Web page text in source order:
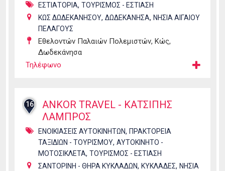
ΕΣΤΙΑΤΟΡΙΑ, ΤΟΥΡΙΣΜΟΣ - ΕΣΤΙΑΣΗ
ΚΩΣ ΔΩΔΕΚΑΝΗΣΟΥ, ΔΩΔΕΚΑΝΗΣΑ, ΝΗΣΙΑ ΑΙΓΑΙΟΥ
ΠΕΛΑΓΟΥΣ
Εθελοντών Παλαιών Πολεμιστών, Κώς,
Δωδεκάνησα
Τηλέφωνο
16
ANKOR TRAVEL - ΚΑΤΣΙΠΗΣ
ΛΑΜΠΡΟΣ
ΕΝΟΙΚΙΑΣΕΙΣ ΑΥΤΟΚΙΝΗΤΩΝ, ΠΡΑΚΤΟΡΕΙΑ
ΤΑΞΙΔΙΩΝ - ΤΟΥΡΙΣΜΟΥ, ΑΥΤΟΚΙΝΗΤΟ -
ΜΟΤΟΣΙΚΛΕΤΑ, ΤΟΥΡΙΣΜΟΣ - ΕΣΤΙΑΣΗ
ΣΑΝΤΟΡΙΝΗ - ΘΗΡΑ ΚΥΚΛΑΔΩΝ, ΚΥΚΛΑΔΕΣ, ΝΗΣΙΑ